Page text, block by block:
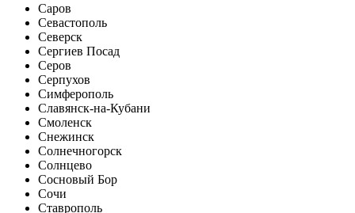
Саров
Севастополь
Северск
Сергиев Посад
Серов
Серпухов
Симферополь
Славянск-на-Кубани
Смоленск
Снежинск
Солнечногорск
Солнцево
Сосновый Бор
Сочи
Ставрополь